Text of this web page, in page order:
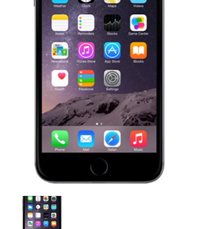
CONTACT
OVER ONS
SAMENWERKINGEN